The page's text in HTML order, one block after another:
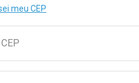
meu CEP